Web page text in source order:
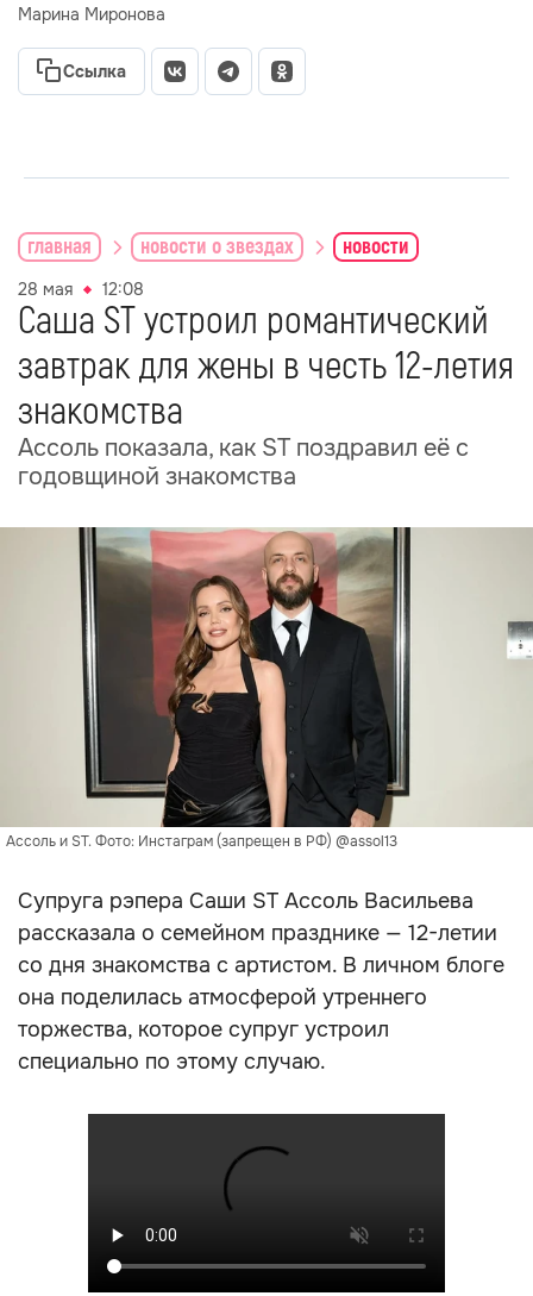
Марина Миронова
Ссылка
главная новости о звездах новости
28 мая 12:08
Саша ST устроил романтический
завтрак для жены в честь 12-летия
знакомства
Ассоль показала, как ST поздравил её с
годовщиной знакомства
Ассоль и ST. Фото: Инстаграм (запрещен в РФ) @assol13
Супруга рэпера Саши ST Ассоль Васильева
рассказала о семейном празднике — 12-летии
со дня знакомства с артистом. В личном блоге
она поделилась атмосферой утреннего
торжества, которое супруг устроил
специально по этому случаю.